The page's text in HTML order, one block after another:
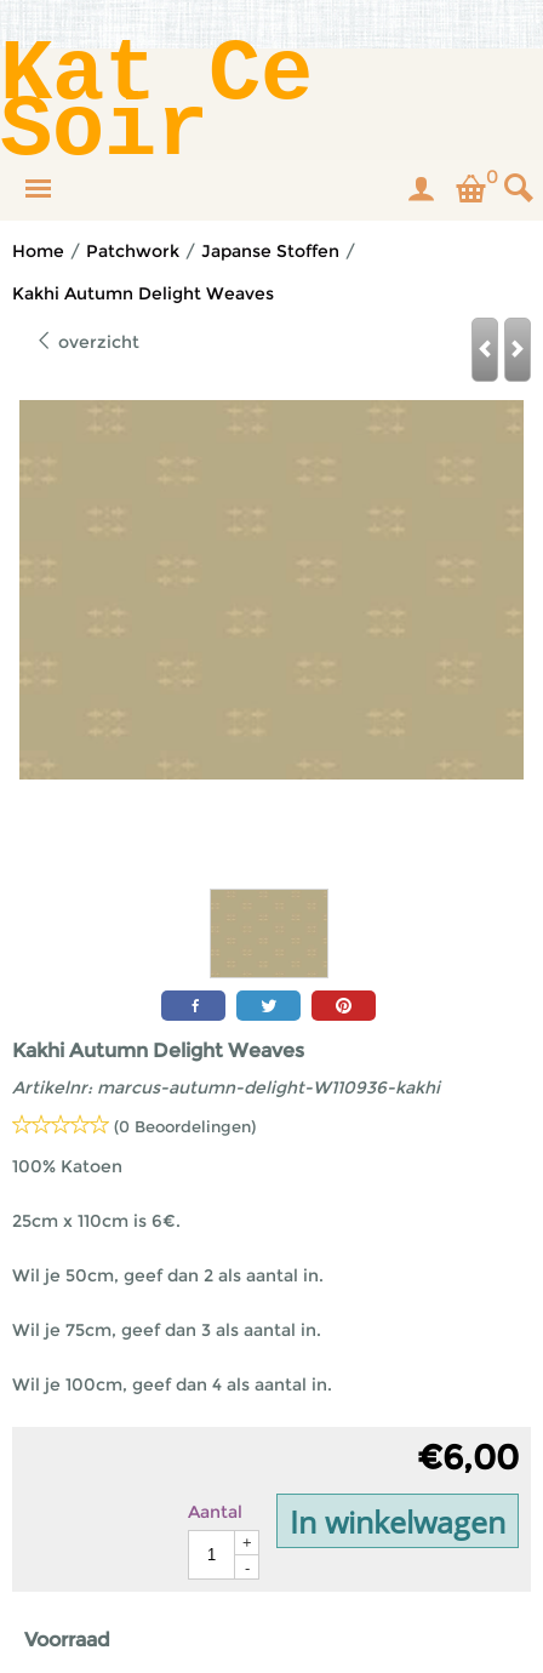
Kat Ce
Soir 0
Home / Patchwork / Japanse Stoffen /
Kakhi Autumn Delight Weaves
overzicht
Kakhi Autumn Delight Weaves
Artikelnr: marcus-autumn-delight-W110936-kakhi
(0 Beoordelingen)
100% Katoen
25cm x 110cm is 6€.
Wil je 50cm, geef dan 2 als aantal in.
Wil je 75cm, geef dan 3 als aantal in.
Wil je 100cm, geef dan 4 als aantal in.
€6,00
Aantal
+
-
In winkelwagen
Voorraad